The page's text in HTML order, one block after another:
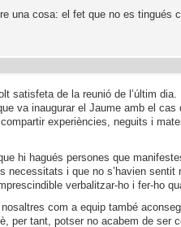
una cosa: el fet que no es tingués
satisfeta de la reunió de l’últim
va inaugurar el Jaume amb el cas
experiències, neguits i
hi hagués persones que
necessitats i que no s’havien sentit
verbalitzar-ho i fer-ho
com a equip també
per tant, potser no acabem de ser